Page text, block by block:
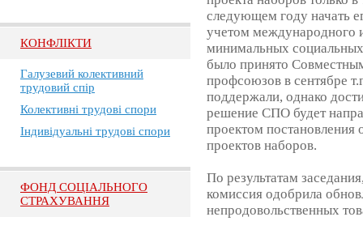
КОНФЛІКТИ
Галузевий колективний
трудовий спір
Колективні трудові спори
Індивідуальні трудові спори
ФОНД СОЦІАЛЬНОГО
СТРАХУВАННЯ
следующем году начать
учетом международного
минимальных
было принято
профсоюзов в сентябре
поддержали, однако
решение СПО будет
проектом
проектов наборов.
По результатам
комиссия одобрила
непродовольственных